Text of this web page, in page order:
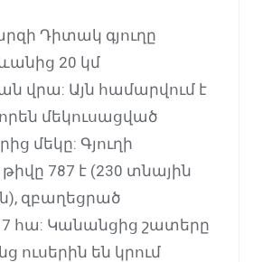
Դիտակ գյուղը
20 կմ
վրա: Այն համարվում է
մեկուսացված
մեկը: Գյուղի
787 է (230 տնային
զբաղեցրած
հա: Կանանցից շատերը
ուսերին են կրում